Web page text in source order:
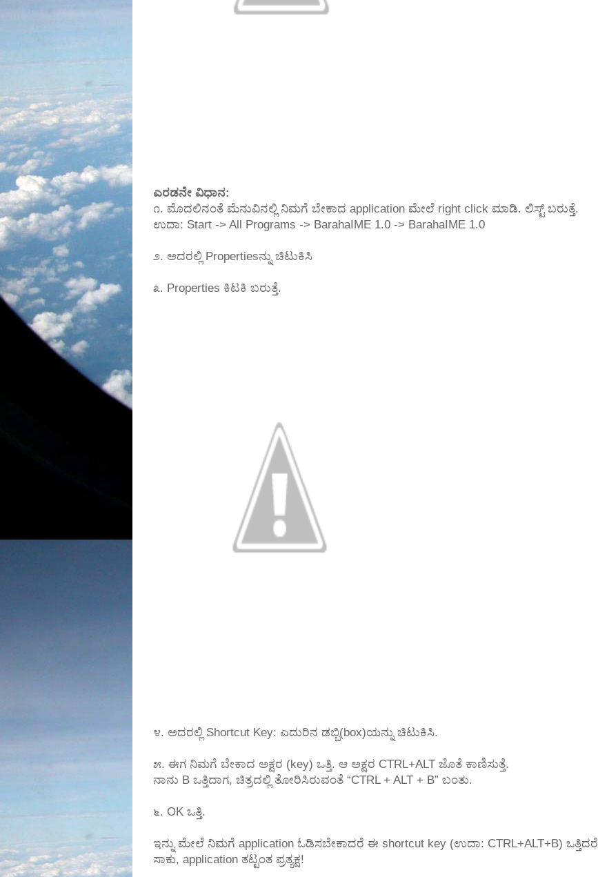
ಎರಡನೇ ವಿಧಾನ:
೧. ಮೊದಲಿನಂತೆ ಮೆನುವಿನಲ್ಲಿ ನಿಮಗೆ ಬೇಕಾದ application ಮೇಲೆ right click ಮಾಡಿ. ಲಿಸ್ಟ್ ಬರುತ್ತೆ.
ಉದಾ: Start -> All Programs -> BarahaIME 1.0 -> BarahaIME 1.0
೨. ಅದರಲ್ಲಿ Propertiesನ್ನು ಚಿಟುಕಿಸಿ
೩. Properties ಕಿಟಕಿ ಬರುತ್ತೆ.
೪. ಅದರಲ್ಲಿ Shortcut Key: ಎದುರಿನ ಡಬ್ಬಿ(box)ಯನ್ನು ಚಿಟುಕಿಸಿ.
೫. ಈಗ ನಿಮಗೆ ಬೇಕಾದ ಅಕ್ಷರ (key) ಒತ್ತಿ. ಆ ಅಕ್ಷರ CTRL+ALT ಜೊತೆ ಕಾಣಿಸುತ್ತೆ.
ನಾನು B ಒತ್ತಿದಾಗ, ಚಿತ್ರದಲ್ಲಿ ತೋರಿಸಿರುವಂತೆ “CTRL + ALT + B” ಬಂತು.
೬. OK ಒತ್ತಿ.
ಇನ್ನು ಮೇಲೆ ನಿಮಗೆ application ಓಡಿಸಬೇಕಾದರೆ ಈ shortcut key (ಉದಾ: CTRL+ALT+B) ಒತ್ತಿದರೆ
ಸಾಕು, application ತಟ್ಟಂತ ಪ್ರತ್ಯಕ್ಷ!